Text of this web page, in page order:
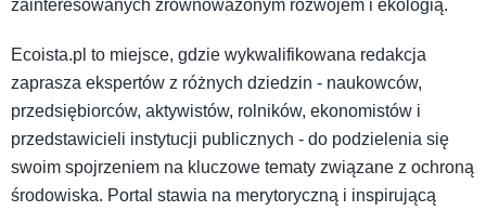
zainteresowanych zrównoważonym rozwojem i ekologią.
Ecoista.pl to miejsce, gdzie wykwalifikowana redakcja
zaprasza ekspertów z różnych dziedzin - naukowców,
przedsiębiorców, aktywistów, rolników, ekonomistów i
przedstawicieli instytucji publicznych - do podzielenia się
swoim spojrzeniem na kluczowe tematy związane z ochroną
środowiska. Portal stawia na merytoryczną i inspirującą